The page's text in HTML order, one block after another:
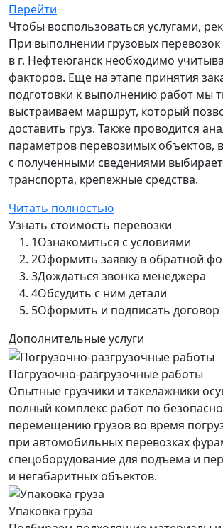
Перейти
Чтобы воспользоваться услугами,
При выполнении грузовых перевозок
в г. Нефтеюганск необходимо
факторов. Еще на этапе принятия
подготовки к выполнению работ мы
выстраиваем маршрут, который
доставить груз. Также проводится
параметров перевозимых объектов,
с полученными сведениями
транспорта, крепежные средства.
Читать полностью
Узнать стоимость перевозки
1Ознакомиться с условиями
2Оформить заявку в обратной
3Дождаться звонка менеджера
4Обсудить с ним детали
5Оформить и подписать договор
Дополнительные услуги
Погрузочно-разгрузочные работы
Опытные грузчики и такелажники
полный комплекс работ по
перемещению грузов во время
при автомобильных перевозках
спецоборудование для подъема и
и негабаритных объектов.
Упаковка груза